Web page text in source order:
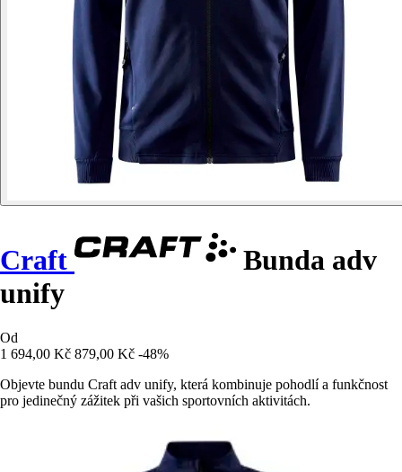
Craft
Bunda adv
unify
Od
1 694,00 Kč 879,00 Kč -48%
Objevte bundu Craft adv unify, která kombinuje pohodlí a funkčnost
pro jedinečný zážitek při vašich sportovních aktivitách.